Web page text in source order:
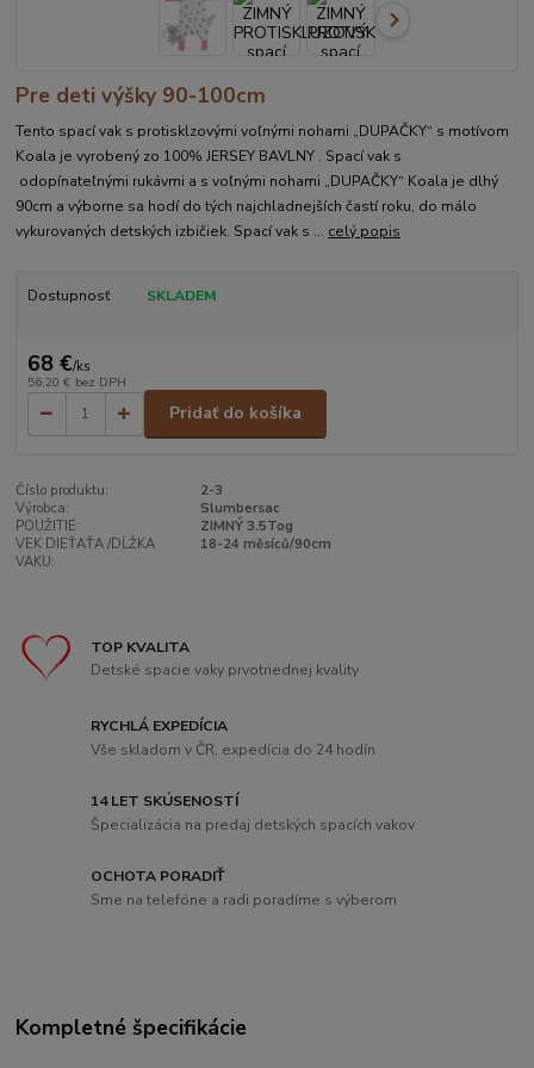
Pre deti výšky 90-100cm
Tento spací vak s protisklzovými voľnými nohami „DUPAČKY“ s motívom
Koala je vyrobený zo 100% JERSEY BAVLNY . Spací vak s
odopínateľnými rukávmi a s voľnými nohami „DUPAČKY“ Koala je dlhý
90cm a výborne sa hodí do tých najchladnejších častí roku, do málo
vykurovaných detských izbičiek. Spací vak s ... celý popis
Dostupnosť SKLADEM
68 €/ks
56,20 € bez DPH
Pridať do košíka
Číslo produktu:
2-3
Výrobca:
Slumbersac
POUŽITIE:
ZIMNÝ 3.5Tog
VEK DIEŤAŤA /DĹŽKA
VAKU:
18-24 měsíců/90cm
TOP KVALITA
Detské spacie vaky prvotriednej kvality
RYCHLÁ EXPEDÍCIA
Vše skladom v ČR, expedícia do 24 hodín
14 LET SKÚSENOSTÍ
Špecializácia na predaj detských spacích vakov
OCHOTA PORADIŤ
Sme na telefóne a radi poradíme s výberom
Kompletné špecifikácie